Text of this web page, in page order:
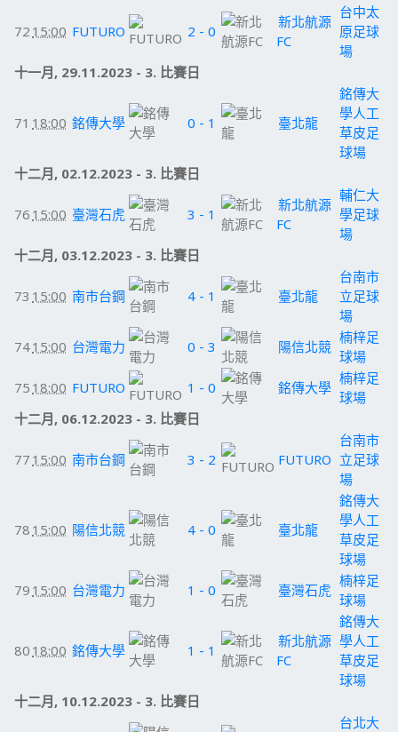
72 15:00 FUTURO 2 - 0
新北航源
FC
台中太
原足球
場
十一月, 29.11.2023 - 3. 比賽日
71 18:00 銘傳大學 0 - 1 臺北龍
銘傳大
學人工
草皮足
球場
十二月, 02.12.2023 - 3. 比賽日
76 15:00 臺灣石虎 3 - 1
新北航源
FC
輔仁大
學足球
場
十二月, 03.12.2023 - 3. 比賽日
73 15:00 南市台鋼 4 - 1 臺北龍
台南市
立足球
場
7415:00 台灣電力 0 - 3 陽信北競
楠梓足
球場
75 18:00 FUTURO 1 - 0 銘傳大學
楠梓足
球場
十二月, 06.12.2023 - 3. 比賽日
77 15:00 南市台鋼 3 - 2 FUTURO
台南市
立足球
場
78 15:00 陽信北競 4 - 0 臺北龍
銘傳大
學人工
草皮足
球場
79 15:00 台灣電力 1 - 0 臺灣石虎
楠梓足
球場
80 18:00 銘傳大學 1 - 1
新北航源
FC
銘傳大
學人工
草皮足
球場
十二月, 10.12.2023 - 3. 比賽日
台北大